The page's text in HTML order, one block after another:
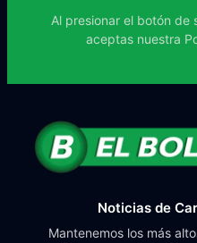
Al presionar el botón de
aceptas nuestra
Noticias de
Mantenemos los más